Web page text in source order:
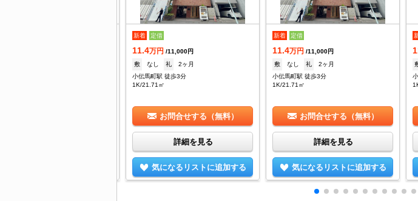
新着 定借
11.4万円 /11,000円
敷
なし 礼
2ヶ月
小伝馬町駅 徒歩3分
1K/21.71㎡
お問合せする（無料）
詳細を見る
気になるリストに追加する
新着 定借
11.4万円 /11,000円
敷
なし 礼
2ヶ月
小伝馬町駅 徒歩3分
1K/21.71㎡
お問合せする（無料）
詳細を見る
気になるリストに追加する